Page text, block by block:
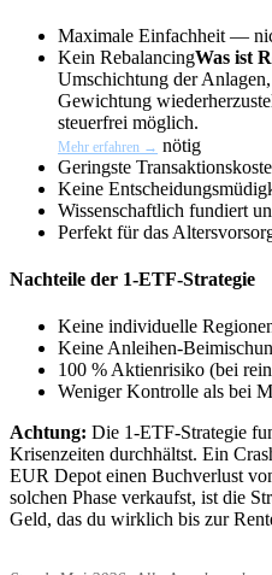
Maximale Einfachheit —
Kein RebalancingWas ist
Umschichtung der
Gewichtung
steuerfrei möglich.
Mehr erfahren → nötig
Geringste
Keine
Wissenschaftlich fundiert
Perfekt für das
Nachteile der 1-ETF-Strategie
Keine individuelle
Keine Anleihen-
100 % Aktienrisiko (bei
Weniger Kontrolle als bei
Achtung: Die 1-ETF-Strategie
Krisenzeiten durchhältst. Ein
EUR Depot einen Buchverlust
solchen Phase verkaufst, ist die
Geld, das du wirklich bis zur